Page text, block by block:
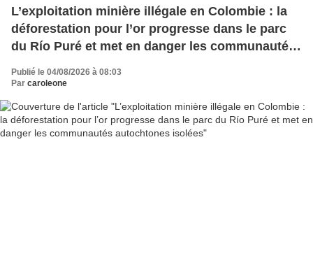
L’exploitation minière illégale en Colombie : la
déforestation pour l’or progresse dans le parc
du Río Puré et met en danger les communautés
autochtones isolées
Publié le 04/08/2026 à 08:03
Par caroleone